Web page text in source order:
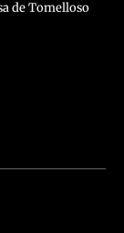
de Tomelloso